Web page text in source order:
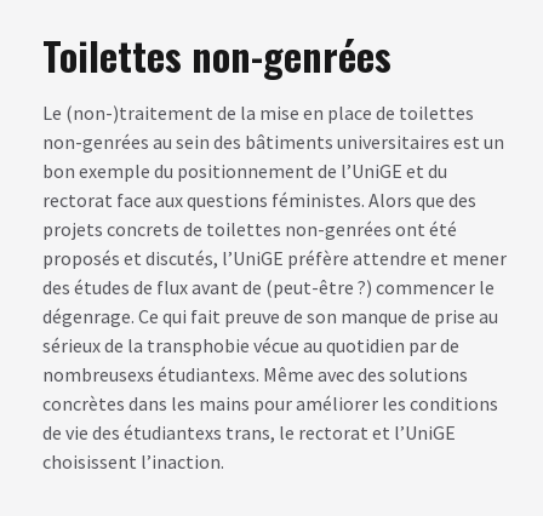
Toilettes non-genrées
Le (non-)traitement de la mise en place de toilettes
non-genrées au sein des bâtiments universitaires est un
bon exemple du positionnement de l’UniGE et du
rectorat face aux questions féministes. Alors que des
projets concrets de toilettes non-genrées ont été
proposés et discutés, l’UniGE préfère attendre et mener
des études de flux avant de (peut-être ?) commencer le
dégenrage. Ce qui fait preuve de son manque de prise au
sérieux de la transphobie vécue au quotidien par de
nombreusexs étudiantexs. Même avec des solutions
concrètes dans les mains pour améliorer les conditions
de vie des étudiantexs trans, le rectorat et l’UniGE
choisissent l’inaction.